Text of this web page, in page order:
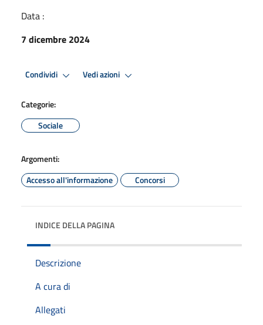
Data :
7 dicembre 2024
Condividi Vedi azioni
Categorie:
Sociale
Argomenti:
Accesso all'informazione
Concorsi
INDICE DELLA PAGINA
Descrizione
A cura di
Allegati